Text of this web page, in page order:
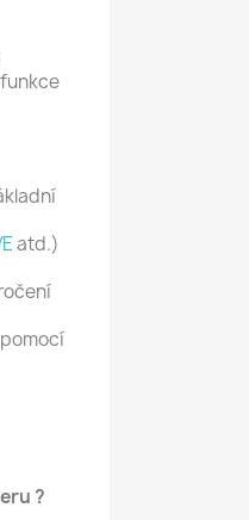
funkce
atd.)
?